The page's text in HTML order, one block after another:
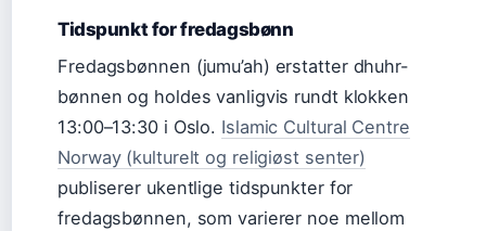
Tidspunkt for fredagsbønn
Fredagsbønnen (jumu’ah) erstatter dhuhr-
bønnen og holdes vanligvis rundt klokken
13:00–13:30 i Oslo. Islamic Cultural Centre
Norway (kulturelt og religiøst senter)
publiserer ukentlige tidspunkter for
fredagsbønnen, som varierer noe mellom